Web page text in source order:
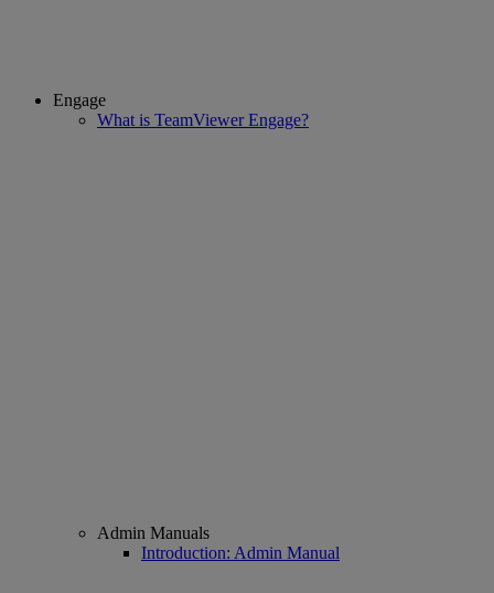
Engage
What is TeamViewer Engage?
Admin Manuals
Introduction: Admin Manual